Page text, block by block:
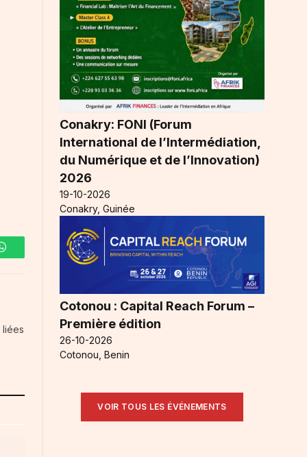
WhatsApp
liées
Conakry: FONI (Forum
International de l’Intermédiation,
du Numérique et de l’Innovation)
2026
19-10-2026
Conakry, Guinée
Cotonou : Capital Reach Forum –
Première édition
26-10-2026
Cotonou, Benin
VOIR TOUS LES ÉVÉNEMENTS